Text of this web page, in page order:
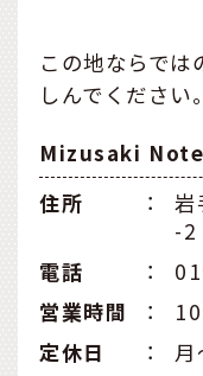
この地ならで
しんでください。
Mizusaki Note
住所
：
岩
-2
電話
：
営業時間
：
定休日
：
月